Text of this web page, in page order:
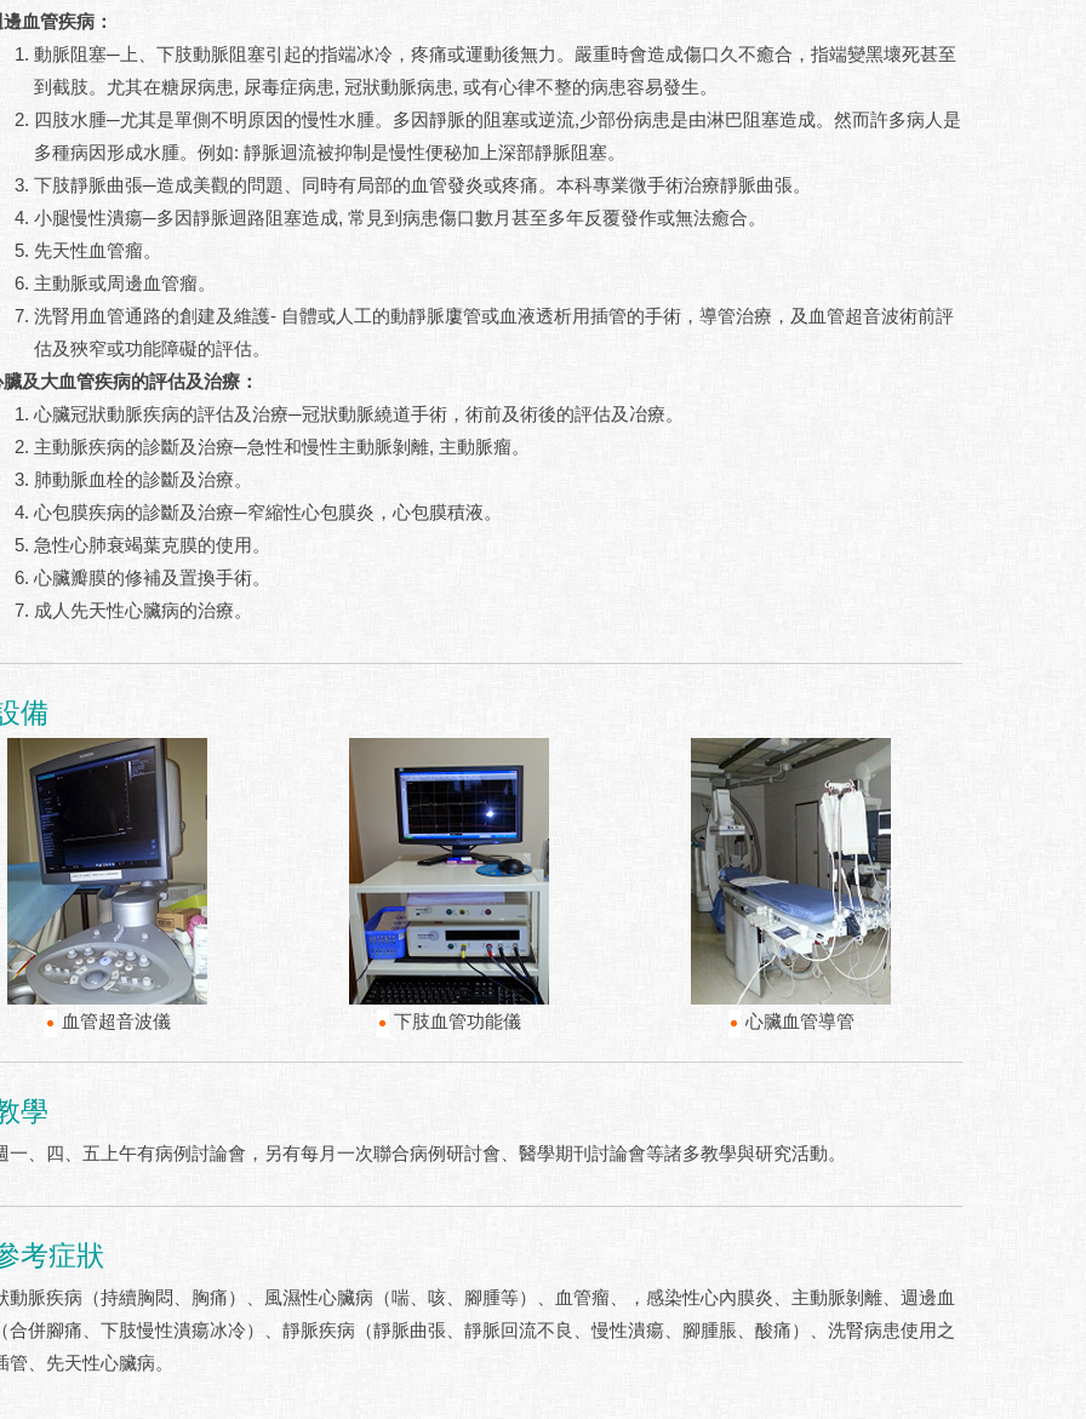
血管疾病：
動脈阻塞─上、下肢動脈阻塞引起的指端冰冷，疼痛或運動後無力。嚴重時會造成傷口久不癒合，指端變黑壞死甚至
到截肢。尤其在糖尿病患, 尿毒症病患, 冠狀動脈病患, 或有心律不整的病患容易發生。
四肢水腫─尤其是單側不明原因的慢性水腫。多因靜脈的阻塞或逆流,少部份病患是由淋巴阻塞造成。然而許多病人是
多種病因形成水腫。例如: 靜脈迴流被抑制是慢性便秘加上深部靜脈阻塞。
下肢靜脈曲張─造成美觀的問題、同時有局部的血管發炎或疼痛。本科專業微手術治療靜脈曲張。
小腿慢性潰瘍─多因靜脈迴路阻塞造成, 常見到病患傷口數月甚至多年反覆發作或無法癒合。
先天性血管瘤。
主動脈或周邊血管瘤。
洗腎用血管通路的創建及維護- 自體或人工的動靜脈廔管或血液透析用插管的手術，導管治療，及血管超音波術前評
估及狹窄或功能障礙的評估。
及大血管疾病的評估及治療：
心臟冠狀動脈疾病的評估及治療─冠狀動脈繞道手術，術前及術後的評估及冶療。
主動脈疾病的診斷及治療─急性和慢性主動脈剝離, 主動脈瘤。
肺動脈血栓的診斷及治療。
心包膜疾病的診斷及治療─窄縮性心包膜炎，心包膜積液。
急性心肺衰竭葉克膜的使用。
心臟瓣膜的修補及置換手術。
成人先天性心臟病的治療。
備
血管超音波儀 下肢血管功能儀 心臟血管導管
學
四、五上午有病例討論會，另有每月一次聯合病例研討會、醫學期刊討論會等諸多教學與研究活動。
考症狀
疾病（持續胸悶、胸痛）、風濕性心臟病（喘、咳、腳腫等）、血管瘤、，感染性心內膜炎、主動脈剝離、週邊血
合併腳痛、下肢慢性潰瘍冰冷）、靜脈疾病（靜脈曲張、靜脈回流不良、慢性潰瘍、腳腫脹、酸痛）、洗腎病患使用之
管、先天性心臟病。